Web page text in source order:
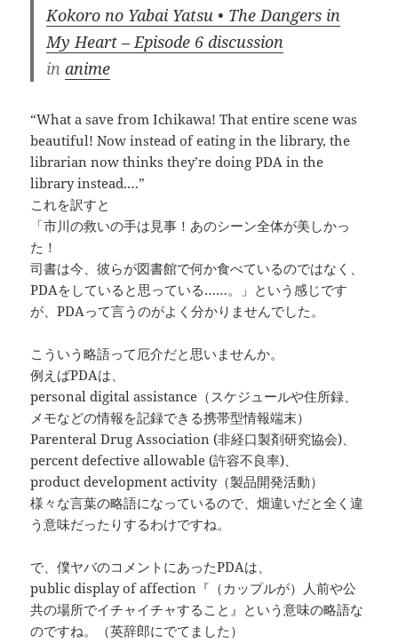
Kokoro no Yabai Yatsu • The Dangers in
My Heart – Episode 6 discussion
inanime
“What a save from Ichikawa! That entire scene was
beautiful! Now instead of eating in the library, the
librarian now thinks they’re doing PDA in the
library instead.…”
これを訳すと
「市川の救いの手は見事！あのシーン全体が美しかっ
た！
司書は今、彼らが図書館で何か食べているのではなく、
PDAをしていると思っている……。」という感じです
が、PDAって言うのがよく分かりませんでした。
こういう略語って厄介だと思いませんか。
例えばPDAは、
personal digital assistance（スケジュールや住所録、
メモなどの情報を記録できる携帯型情報端末）
Parenteral Drug Association (非経口製剤研究協会)、
percent defective allowable (許容不良率)、
product development activity（製品開発活動）
様々な言葉の略語になっているので、畑違いだと全く違
う意味だったりするわけですね。
で、僕ヤバのコメントにあったPDAは、
public display of affection『（カップルが）人前や公
共の場所でイチャイチャすること』という意味の略語な
のですね。（英辞郎にでてました）